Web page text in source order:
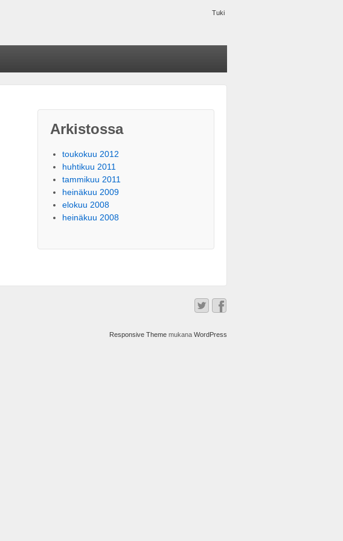
Tuki
Arkistossa
toukokuu 2012
huhtikuu 2011
tammikuu 2011
heinäkuu 2009
elokuu 2008
heinäkuu 2008
Responsive Thememukana WordPress